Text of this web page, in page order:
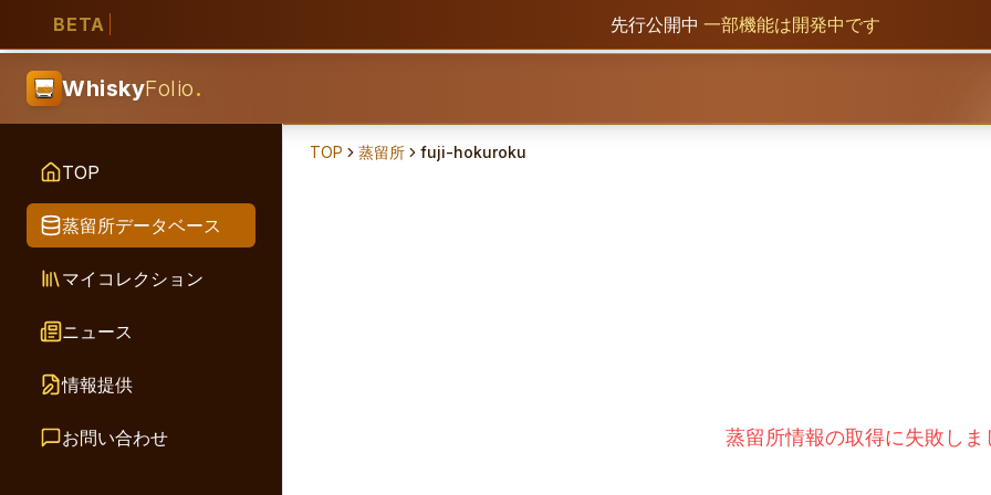
BETA 先行公開中 一部機能は開発中です
WhiskyFolio.
TOP
蒸留所データベース
マイコレクション
ニュース
情報提供
お問い合わせ
TOP 蒸留所 fuji-hokuroku
蒸留所情報の取得に失敗しま